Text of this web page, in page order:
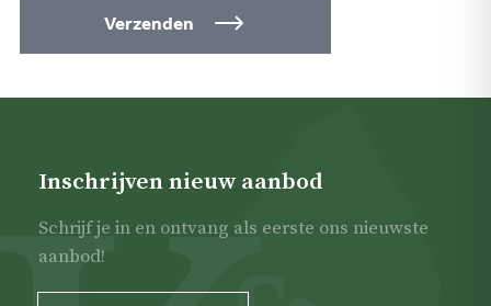
Verzenden
Inschrijven nieuw aanbod
Schrijf je in en ontvang als eerste ons nieuwste
aanbod!